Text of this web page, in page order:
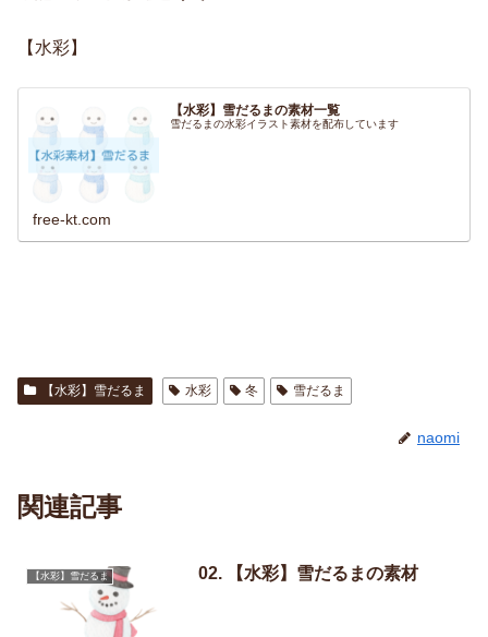
【水彩】
【水彩】雪だるまの素材一覧
雪だるまの水彩イラスト素材を配布しています
free-kt.com
【水彩】雪だるま 水彩 冬 雪だるま
naomi
関連記事
【水彩】雪だるま 02. 【水彩】雪だるまの素材